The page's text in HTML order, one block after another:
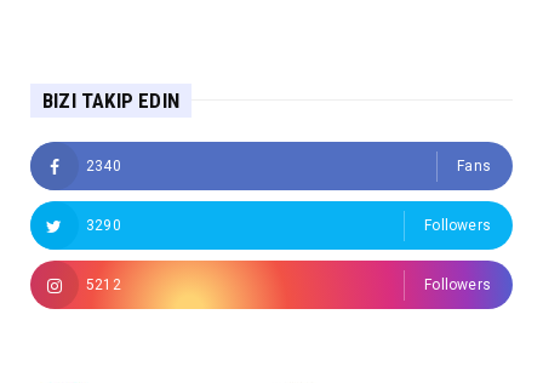
BIZI TAKIP EDIN
2340 Fans
3290 Followers
5212 Followers